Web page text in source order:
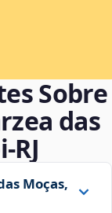
Sobre
das
Moças,